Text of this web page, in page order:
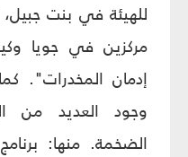
للهيئة في بنت
مركزين في جويا
إدمان المخدرات".
وجود العديد من
الضخمة. منها: